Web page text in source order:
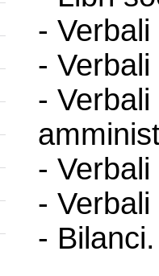
-
-
-
-
-
- Bilanci.